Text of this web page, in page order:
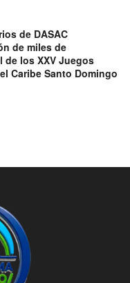
de DASAC
de miles de
los XXV Juegos
Caribe Santo Domingo